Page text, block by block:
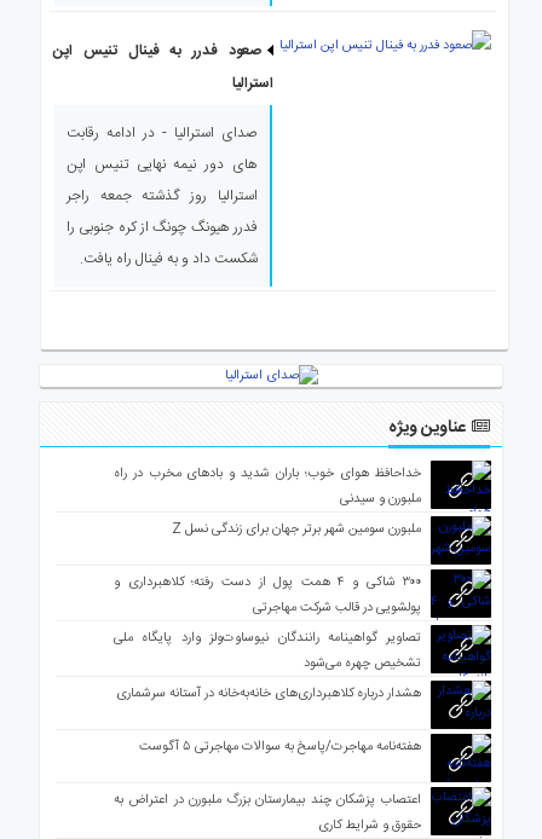
صعود فدرر به فینال تنیس اپن
استرالیا
صدای استرالیا - در ادامه رقابت
های دور نیمه نهایی تنیس اپن
استرالیا روز گذشته جمعه راجر
فدرر هیونگ چونگ از کره جنوبی را
شکست داد و به فینال راه یافت.
عناوین ویژه
خداحافظ هوای خوب؛ باران شدید و بادهای مخرب در راه
ملبورن و سیدنی
ملبورن سومین شهر برتر جهان برای زندگی نسل Z
۳۰۰ شاکی و ۴ همت پول از دست رفته؛ کلاهبرداری و
پولشویی در قالب شرکت مهاجرتی
تصاویر گواهینامه رانندگان نیوساوت‌ولز وارد پایگاه ملی
تشخیص چهره می‌شود
هشدار درباره کلاهبرداری‌های خانه‌به‌خانه در آستانه سرشماری
هفته‌نامه مهاجرت/پاسخ به سوالات مهاجرتی ۵ آگوست
اعتصاب پزشکان چند بیمارستان بزرگ ملبورن در اعتراض به
حقوق و شرایط کاری